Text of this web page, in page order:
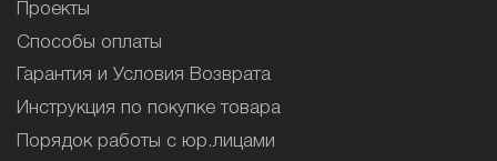
Проекты
Способы оплаты
Гарантия и Условия Возврата
Инструкция по покупке товара
Порядок работы с юр.лицами